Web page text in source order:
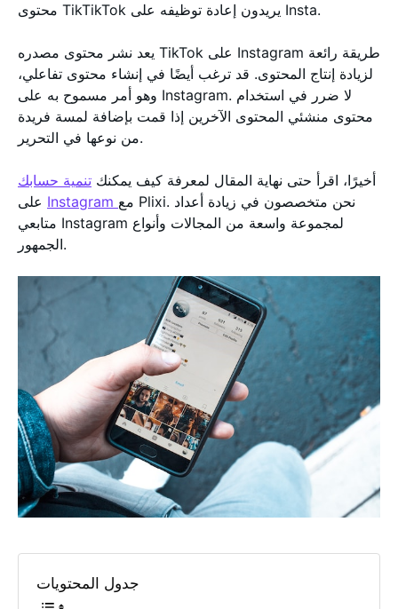
محتوى TikTikTok يريدون إعادة توظيفه على Insta.
يعد نشر محتوى مصدره TikTok على Instagram طريقة رائعة
لزيادة إنتاج المحتوى. قد ترغب أيضًا في إنشاء محتوى تفاعلي،
وهو أمر مسموح به على Instagram. لا ضرر في استخدام
محتوى منشئي المحتوى الآخرين إذا قمت بإضافة لمسة فريدة
من نوعها في التحرير.
أخيرًا، اقرأ حتى نهاية المقال لمعرفة كيف يمكنك تنمية حسابك
Instagram مع Plixi. نحن متخصصون في زيادة أعداد
متابعي Instagram لمجموعة واسعة من المجالات وأنواع
الجمهور.
جدول المحتويات